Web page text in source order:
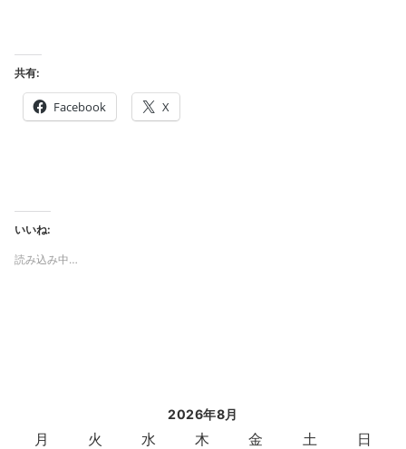
共有:
Facebook X
いいね:
読み込み中…
2026年8月
月 火 水 木 金 土
日